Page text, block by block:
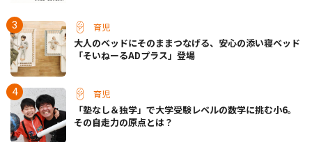
育児
大人のベッドにそのままつなげる、安心の添い寝ベッド
「そいねーるADプラス」登場
育児
「塾なし＆独学」で大学受験レベルの数学に挑む小6。
その自走力の原点とは？